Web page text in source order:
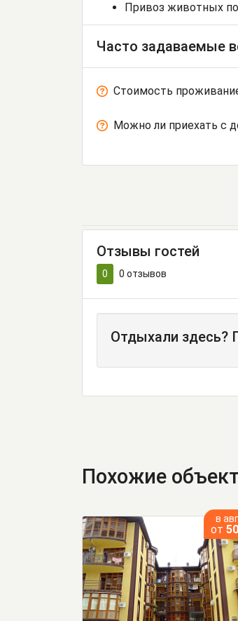
Привоз животных
Часто задаваемые
Стоимость
Можно ли приехать с
Отзывы гостей
0 0 отзывов
Отдыхали здесь?
Похожие
в
от